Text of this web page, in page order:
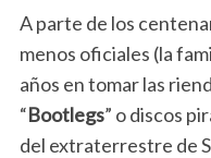
A parte de los
menos oficiales (la
años en tomar las
“Bootlegs” o discos
del extraterrestre de